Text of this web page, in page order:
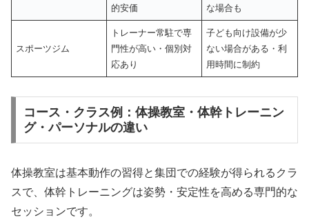
的安価
な場合も
スポーツジム
トレーナー常駐で専
門性が高い・個別対
応あり
子ども向け設備が少
ない場合がある・利
用時間に制約
コース・クラス例：体操教室・体幹トレーニン
グ・パーソナルの違い
体操教室は基本動作の習得と集団での経験が得られるクラ
スで、体幹トレーニングは姿勢・安定性を高める専門的な
セッションです。